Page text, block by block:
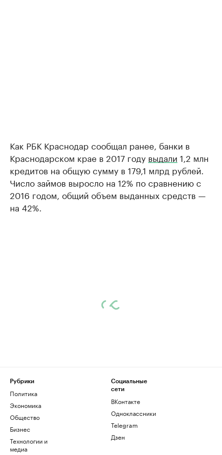
Как РБК Краснодар сообщал ранее, банки в
Краснодарском крае в 2017 году выдали 1,2 млн
кредитов на общую сумму в 179,1 млрд рублей.
Число займов выросло на 12% по сравнению с
2016 годом, общий объем выданных средств —
на 42%.
Рубрики
Политика
Экономика
Общество
Бизнес
Технологии и
медиа
Социальные
сети
ВКонтакте
Одноклассники
Telegram
Дзен